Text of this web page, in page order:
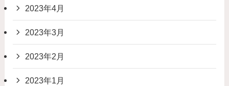
2023年4月
2023年3月
2023年2月
2023年1月